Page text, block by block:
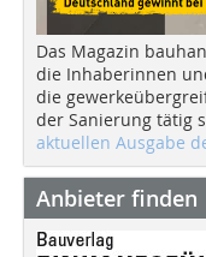
Das Magazin
die Inhaberinnen
die
der Sanierung tätig
aktuellen Ausgabe
Anbieter finden